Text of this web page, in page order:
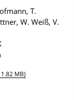
T.
W. Weiß, V.
MB)